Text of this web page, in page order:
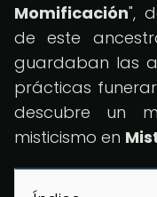
Momificación",
de este
guardaban las
prácticas
descubre un
misticismo en